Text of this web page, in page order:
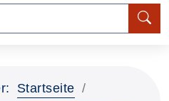
Startseite